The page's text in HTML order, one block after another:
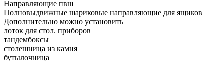
Направляющие пвш
Полновыдвижные шариковые направляющие для ящиков
Дополнительно можно установить
лоток для стол. приборов
тандембоксы
столешница из камня
бутылочница